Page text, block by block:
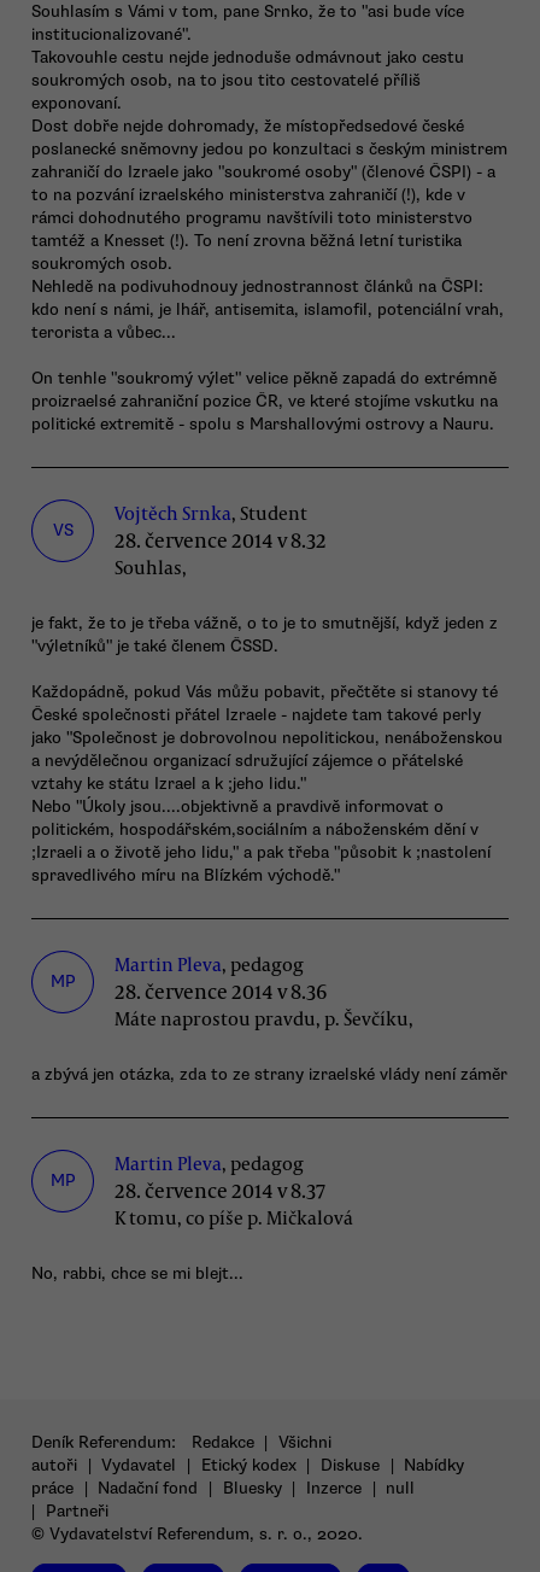
Souhlasím s Vámi v tom, pane Srnko, že to "asi bude více
institucionalizované".
Takovouhle cestu nejde jednoduše odmávnout jako cestu
soukromých osob, na to jsou tito cestovatelé příliš
exponovaní.
Dost dobře nejde dohromady, že místopředsedové české
poslanecké sněmovny jedou po konzultaci s českým ministrem
zahraničí do Izraele jako "soukromé osoby" (členové ČSPI) - a
to na pozvání izraelského ministerstva zahraničí (!), kde v
rámci dohodnutého programu navštívili toto ministerstvo
tamtéž a Knesset (!). To není zrovna běžná letní turistika
soukromých osob.
Nehledě na podivuhodnouy jednostrannost článků na ČSPI:
kdo není s námi, je lhář, antisemita, islamofil, potenciální vrah,
terorista a vůbec...
On tenhle "soukromý výlet" velice pěkně zapadá do extrémně
proizraelsé zahraniční pozice ČR, ve které stojíme vskutku na
politické extremitě - spolu s Marshallovými ostrovy a Nauru.
VS
Vojtěch Srnka, Student
28. července 2014 v 8.32
Souhlas,
je fakt, že to je třeba vážně, o to je to smutnější, když jeden z
"výletníků" je také členem ČSSD.
Každopádně, pokud Vás můžu pobavit, přečtěte si stanovy té
České společnosti přátel Izraele - najdete tam takové perly
jako "Společnost je dobrovolnou nepolitickou, nenáboženskou
a nevýdělečnou organizací sdružující zájemce o přátelské
vztahy ke státu Izrael a k ;jeho lidu."
Nebo "Úkoly jsou....objektivně a pravdivě informovat o
politickém, hospodářském,sociálním a náboženském dění v
;Izraeli a o životě jeho lidu," a pak třeba "působit k ;nastolení
spravedlivého míru na Blízkém východě."
MP
Martin Pleva, pedagog
28. července 2014 v 8.36
Máte naprostou pravdu, p. Ševčíku,
a zbývá jen otázka, zda to ze strany izraelské vlády není záměr
MP
Martin Pleva, pedagog
28. července 2014 v 8.37
K tomu, co píše p. Mičkalová
No, rabbi, chce se mi blejt...
Deník Referendum: Redakce | Všichni
autoři | Vydavatel | Etický kodex | Diskuse | Nabídky
práce | Nadační fond | Bluesky | Inzerce | null
|
Partneři
© Vydavatelství Referendum, s. r. o., 2020.